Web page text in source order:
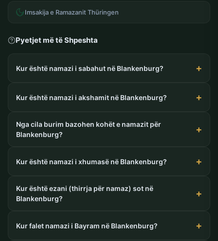
Imsakija e Ramazanit Thüringen
Pyetjet më të Shpeshta
Kur është namazi i sabahut në Blankenburg?
Kur është namazi i akshamit në Blankenburg?
Nga cila burim bazohen kohët e namazit për
Blankenburg?
Kur është namazi i xhumasë në Blankenburg?
Kur është ezani (thirrja për namaz) sot në
Blankenburg?
Kur falet namazi i Bayram në Blankenburg?